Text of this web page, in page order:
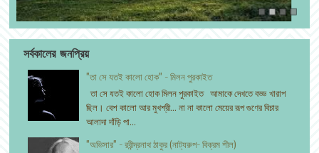
সর্বকালের জনপ্রিয়
"তা সে যতই কালো হোক" - মিলন পুরকাইত
তা সে যতই কালো হোক মিলন পুরকাইত আমাকে দেখতে বড্ড খারাপ
ছিল। বেশ কালো আর মুখশ্রী... না না কালো মেয়ের রূপ গুণের বিচার
আলাদা দাঁড়ি পা...
"অভিসার" - রবীন্দ্রনাথ ঠাকুর (নাট্যরুপ- বিক্রম শীল)